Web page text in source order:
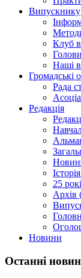
Випускнику
Клуб
Наші
Громадські
Рада
Редакція
25
Архів
Новини
Останні